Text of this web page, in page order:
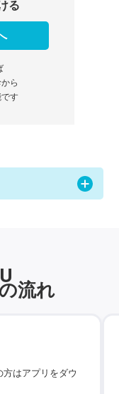
る
ら
す
流れ
はアプリをダウ